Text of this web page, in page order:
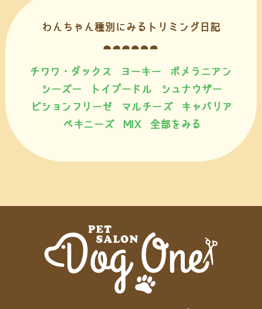
わんちゃん種別にみるトリミング日記
チワワ・ダックス ヨーキー
ポメラニアン
シーズー
トイプードル
シュナウザー
ビションフリーゼ
マルチーズ
キャバリア
ペキニーズ
MIX 全部をみる